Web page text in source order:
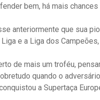
bem, há mais chances
anteriormente que sua
e a Liga dos
de mais um troféu,
quando o
a Supertaça